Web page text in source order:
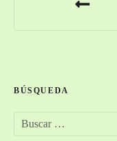
g
a
BÚSQUEDA